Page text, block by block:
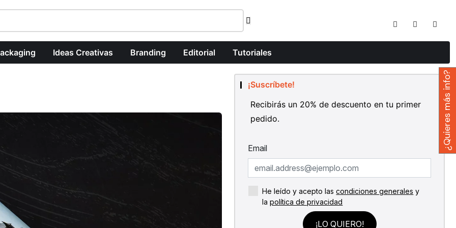
Ideas Creativas Branding Editorial Tutoriales
¡Suscríbete!
Recibirás un 20% de descuento en tu primer
pedido.
¿Quieres más info?